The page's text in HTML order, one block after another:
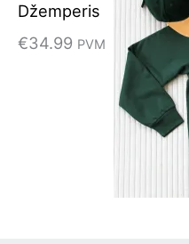
Džemperis
€34.99 PVM